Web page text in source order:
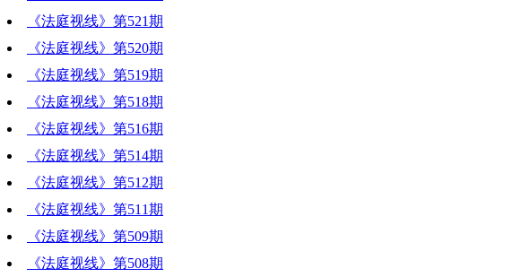
《法庭视线》第521期
《法庭视线》第520期
《法庭视线》第519期
《法庭视线》第518期
《法庭视线》第516期
《法庭视线》第514期
《法庭视线》第512期
《法庭视线》第511期
《法庭视线》第509期
《法庭视线》第508期